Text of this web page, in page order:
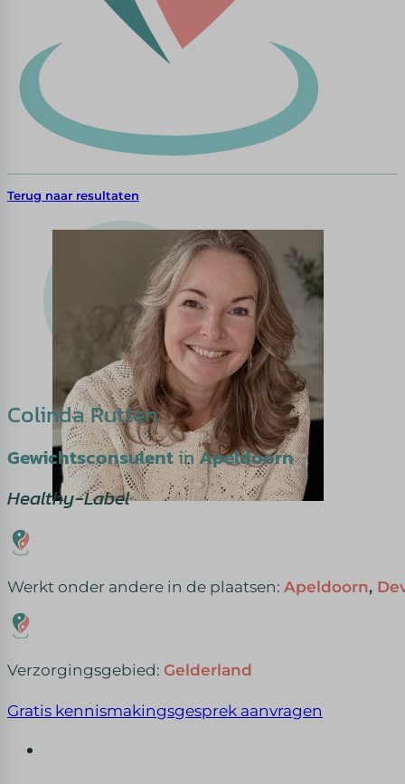
Terug naar resultaten
Colinda Rutten
GewichtsconsulentinApeldoorn
Healthy-Label
Werkt onder andere in de plaatsen: Apeldoorn,
Verzorgingsgebied: Gelderland
Gratis kennismakingsgesprek aanvragen